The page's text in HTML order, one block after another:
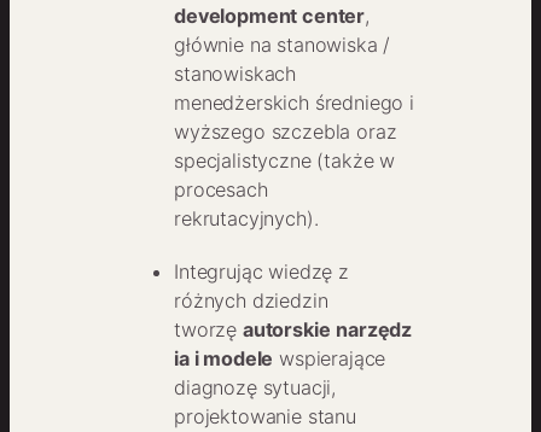
development center,
głównie na stanowiska /
stanowiskach
menedżerskich średniego i
wyższego szczebla oraz
specjalistyczne (także w
procesach
rekrutacyjnych).
Integrując wiedzę z
różnych dziedzin
tworzę autorskie narzędz
ia i modele wspierające
diagnozę sytuacji,
projektowanie stanu